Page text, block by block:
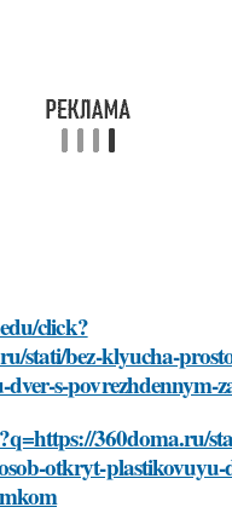
click?
stati/bez-klyucha-
s-povrezhdennym-
360doma.ru/
otkryt-plastikovuyu-